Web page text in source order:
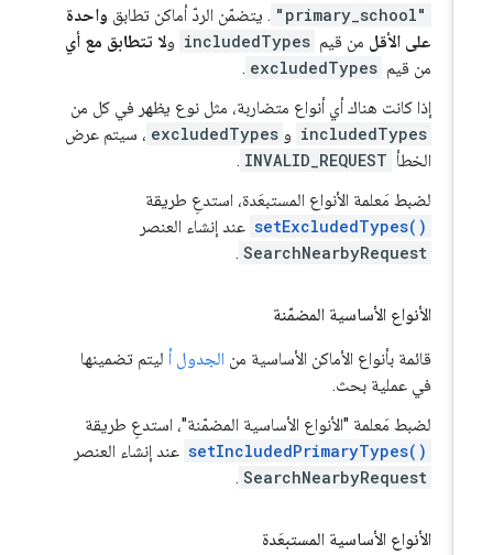
"primary_school" . يتضمّن الردّ أماكن تطابقواحدة
على الأقلمن قيم includedTypes ولا تتطابق مع أي
من قيم excludedTypes
.
إذا كانت هناك أي أنواع متضاربة، مثل نوع يظهر في كل من
includedTypes و excludedTypes ، سيتم عرض
الخطأ INVALID_REQUEST
.
لضبط مَعلمة الأنواع المستبعَدة، استدعِ طريقة
setExcludedTypes() عند إنشاء العنصر
SearchNearbyRequest
.
الأنواع الأساسية المضمّنة
قائمة بأنواع الأماكن الأساسية من الجدول أليتم تضمينها
في عملية بحث.
لضبط مَعلمة "الأنواع الأساسية المضمّنة"، استدعِ طريقة
setIncludedPrimaryTypes() عند إنشاء العنصر
SearchNearbyRequest
.
الأنواع الأساسية المستبعَدة